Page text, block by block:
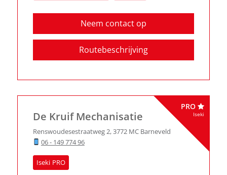
Neem contact op
Routebeschrijving
De Kruif Mechanisatie
Renswoudesestraatweg 2,3772 MC Barneveld
06 - 149 774 96
Iseki
PRO
Iseki